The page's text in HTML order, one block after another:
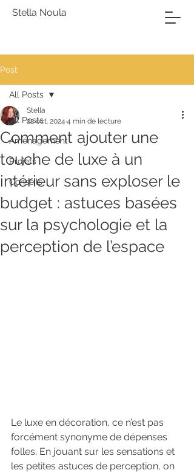
Stella Noula
Post
All Posts
Aménagement
Projets
Conseils
All Posts
Comment ajouter une
touche de luxe à un
intérieur sans exploser le
budget : astuces basées
sur la psychologie et la
perception de l’espace
Stella
22 oct. 2024 4 min de lecture
Le luxe en décoration, ce n’est pas
forcément synonyme de dépenses
folles. En jouant sur les sensations et
les petites astuces de perception, on